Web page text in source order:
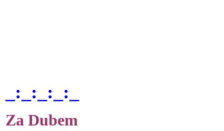
_:_:_:_:_
Za Dubem